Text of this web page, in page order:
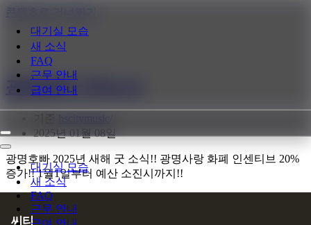
대기실 모습
새 소식
FAQ
근무 안내
급여 안내
내
비
게
이
내
비
게
메
대기실 모습
새 소식
FAQ
근무 안내
광명호빠 지역소식
2025년 01월 08일
광명호빠 2025년 새해 굿 소식!! 광명사랑 화폐 인센티브 20%
증가!! 1월1일부터 예산 소진시까지!!
씨티